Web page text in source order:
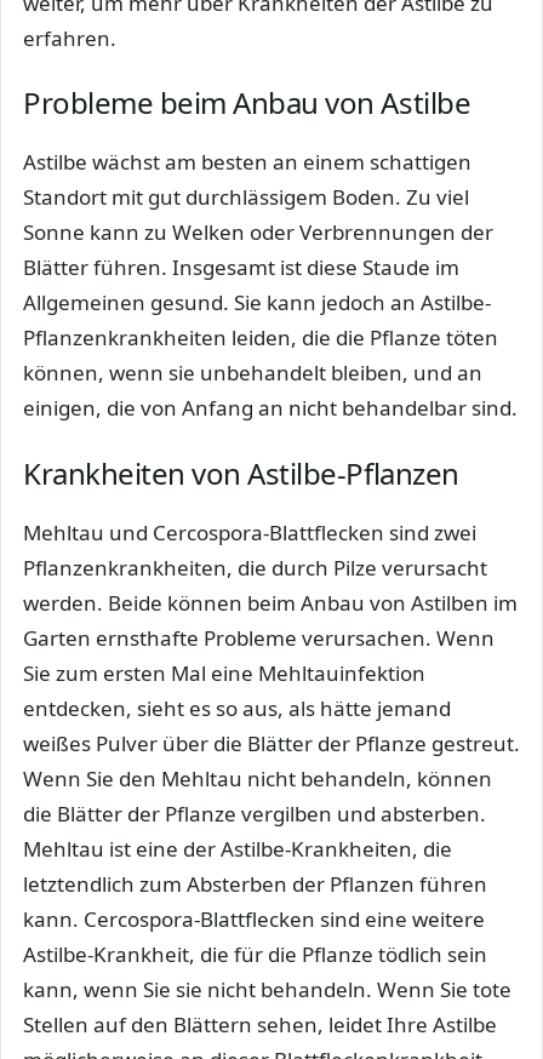
erfahren.
Probleme beim Anbau von Astilbe
Astilbe wächst am besten an einem schattigen
Standort mit gut durchlässigem Boden. Zu viel
Sonne kann zu Welken oder Verbrennungen der
Blätter führen. Insgesamt ist diese Staude im
Allgemeinen gesund. Sie kann jedoch an Astilbe-
Pflanzenkrankheiten leiden, die die Pflanze töten
können, wenn sie unbehandelt bleiben, und an
einigen, die von Anfang an nicht behandelbar sind.
Krankheiten von Astilbe-Pflanzen
Mehltau und Cercospora-Blattflecken sind zwei
Pflanzenkrankheiten, die durch Pilze verursacht
werden. Beide können beim Anbau von Astilben im
Garten ernsthafte Probleme verursachen. Wenn
Sie zum ersten Mal eine Mehltauinfektion
entdecken, sieht es so aus, als hätte jemand
weißes Pulver über die Blätter der Pflanze gestreut.
Wenn Sie den Mehltau nicht behandeln, können
die Blätter der Pflanze vergilben und absterben.
Mehltau ist eine der Astilbe-Krankheiten, die
letztendlich zum Absterben der Pflanzen führen
kann. Cercospora-Blattflecken sind eine weitere
Astilbe-Krankheit, die für die Pflanze tödlich sein
kann, wenn Sie sie nicht behandeln. Wenn Sie tote
Stellen auf den Blättern sehen, leidet Ihre Astilbe